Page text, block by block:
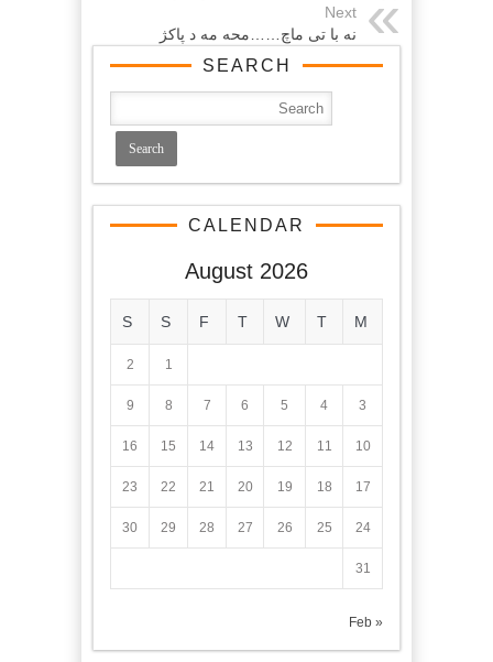
Next
نه با تی ماچ……محه مه د پاکژ
SEARCH
CALENDAR
August 2026
M
T
W
T
F
S
S
1
2
3
4
5
6
7
8
9
10
11
12
13
14
15
16
17
18
19
20
21
22
23
24
25
26
27
28
29
30
31
« Feb